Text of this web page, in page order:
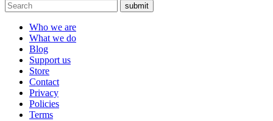
submit
Who we are
What we do
Blog
Support us
Store
Contact
Privacy
Policies
Terms